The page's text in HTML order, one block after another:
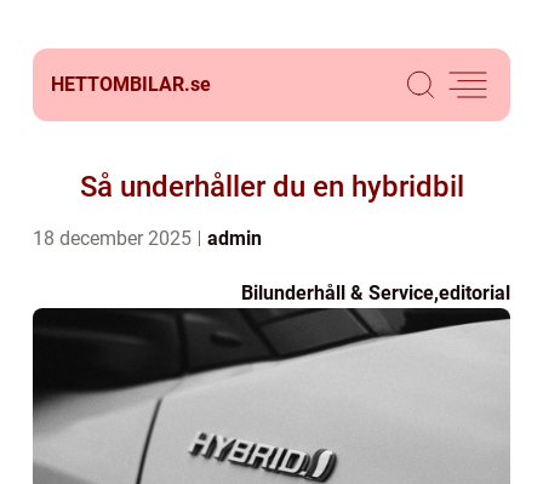
HETTOMBILAR.se
Så underhåller du en hybridbil
18 december 2025 admin
Bilunderhåll & Service,editorial